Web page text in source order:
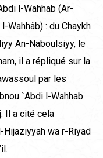
l-Wahhab (Ar-
Wahhâb) : du Chaykh
An-Naboulsiyy, le
il a répliqué sur la
par les
`Abdi l-Wahhab
Il a cité cela
wa r-Riyad